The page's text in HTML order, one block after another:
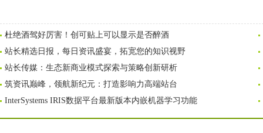
杜绝酒驾好厉害！创可贴上可以显示是否醉酒
站长精选日报，每日资讯盛宴，拓宽您的知识视野
站长传媒：生态新商业模式探索与策略创新研析
筑资讯巅峰，领航新纪元：打造影响力高端站台
InterSystems IRIS数据平台最新版本内嵌机器学习功能